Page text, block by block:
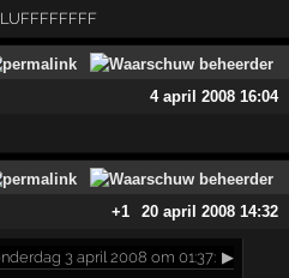
4 april 2008 16:04
+1 20 april 2008 14:32
3 april 2008 om 01:37: ▶